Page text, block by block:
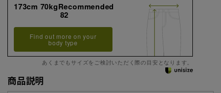
173cm 70kgRecommended
82
Find out more on your
body type
あくまでもサイズをご検討いただく際の目安となります。
商品説明